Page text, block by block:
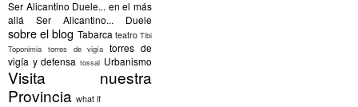
Ser Alicantino Duele... en el más
allá
Ser Alicantino... Duele
sobre el blog Tabarca teatro Tibi
Toponimia torres de vigía torres de
vigía y defensa tossal Urbanismo
Visita nuestra
Provincia what if